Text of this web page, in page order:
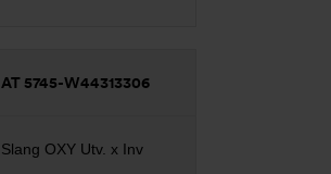
AT 5745-W44313306
Slang OXY Utv. x Inv